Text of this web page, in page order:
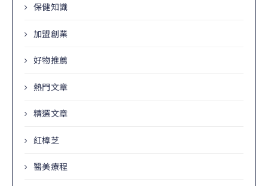
保健知識
加盟創業
好物推薦
熱門文章
精選文章
紅樟芝
醫美療程